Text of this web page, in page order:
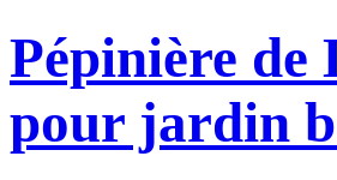
Pépinière de
pour jardin